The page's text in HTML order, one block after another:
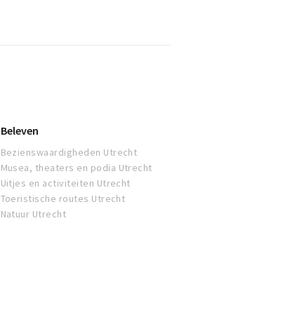
Beleven
Bezienswaardigheden Utrecht
Musea, theaters en podia Utrecht
Uitjes en activiteiten Utrecht
Toeristische routes Utrecht
Natuur Utrecht